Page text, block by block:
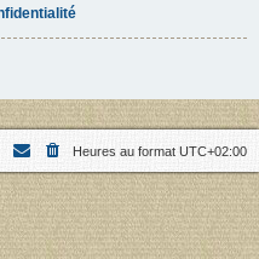
Heures au format UTC+02:00